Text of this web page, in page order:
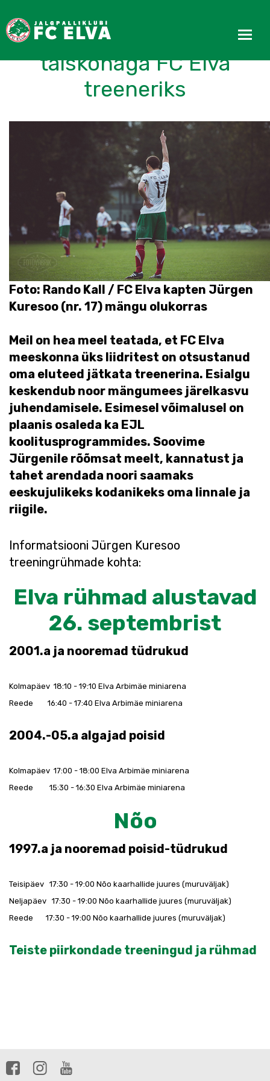
Jürgen Kuresoo asub
täiskohaga FC Elva
treeneriks
Foto: Rando Kall / FC Elva kapten Jürgen
Kuresoo (nr. 17) mängu olukorras
Meil on hea meel teatada, et FC Elva
meeskonna üks liidritest on otsustanud
oma eluteed jätkata treenerina. Esialgu
keskendub noor mängumees järelkasvu
juhendamisele. Esimesel võimalusel on
plaanis osaleda ka EJL
koolitusprogrammides. Soovime
Jürgenile rõõmsat meelt, kannatust ja
tahet arendada noori saamaks
eeskujulikeks kodanikeks oma linnale ja
riigile.
Informatsiooni Jürgen Kuresoo
treeningrühmade kohta:
Elva rühmad alustavad
26. septembrist
2001.a ja nooremad tüdrukud
Kolmapäev 18:10 - 19:10 Elva Arbimäe miniarena
Reede 16:40 - 17:40 Elva Arbimäe miniarena
2004.-05.a algajad poisid
Kolmapäev 17:00 - 18:00 Elva Arbimäe miniarena
Reede 15:30 - 16:30 Elva Arbimäe miniarena
Nõo
1997.a ja nooremad poisid-tüdrukud
Teisipäev 17:30 - 19:00 Nõo kaarhallide juures (muruväljak)
Neljapäev 17:30 - 19:00 Nõo kaarhallide juures (muruväljak)
Reede 17:30 - 19:00 Nõo kaarhallide juures (muruväljak)
Teiste piirkondade treeningud ja rühmad